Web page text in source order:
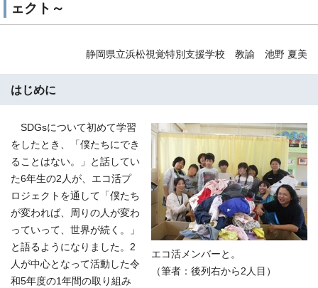
ェクト～
静岡県立浜松視覚特別支援学校 教諭 池野 夏美
はじめに
エコ活メンバーと。
（筆者：後列右から2人目）
SDGsについて初めて学習
をしたとき、「僕たちにでき
ることはない。」と話してい
た6年生の2人が、エコ活プ
ロジェクトを通して「僕たち
が変われば、周りの人が変わ
っていって、世界が続く。」
と語るようになりました。2
人が中心となって活動した令
和5年度の1年間の取り組み